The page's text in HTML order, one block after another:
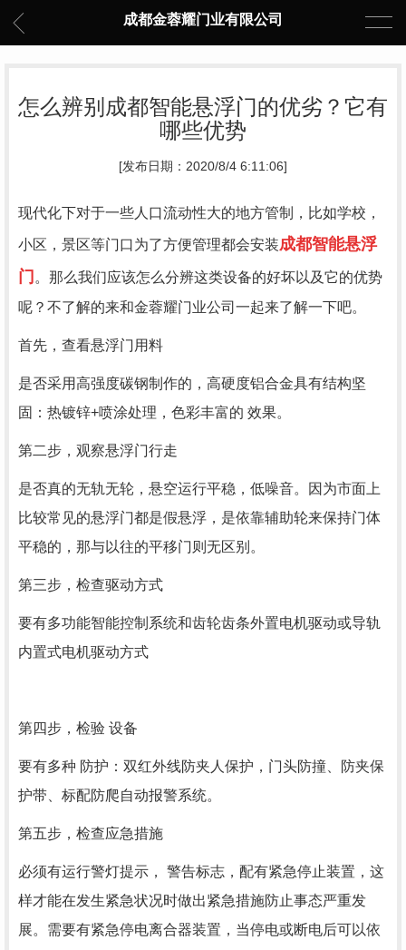
成都金蓉耀门业有限公司
怎么辨别成都智能悬浮门的优劣？它有
哪些优势
[发布日期：2020/8/4 6:11:06]
现代化下对于一些人口流动性大的地方管制，比如学校，
小区，景区等门口为了方便管理都会安装成都智能悬浮
门 。那么我们应该怎么分辨这类设备的好坏以及它的优势
呢？不了解的来和金蓉耀门业公司一起来了解一下吧。
首先，查看悬浮门用料
是否采用高强度碳钢制作的，高硬度铝合金具有结构坚
固：热镀锌+喷涂处理，色彩丰富的 效果。
第二步，观察悬浮门行走
是否真的无轨无轮，悬空运行平稳，低噪音。因为市面上
比较常见的悬浮门都是假悬浮，是依靠辅助轮来保持门体
平稳的，那与以往的平移门则无区别。
第三步，检查驱动方式
要有多功能智能控制系统和齿轮齿条外置电机驱动或导轨
内置式电机驱动方式
第四步，检验 设备
要有多种 防护：双红外线防夹人保护，门头防撞、防夹保
护带、标配防爬自动报警系统。
第五步，检查应急措施
必须有运行警灯提示， 警告标志，配有紧急停止装置，这
样才能在发生紧急状况时做出紧急措施防止事态严重发
展。需要有紧急停电离合器装置，当停电或断电后可以依